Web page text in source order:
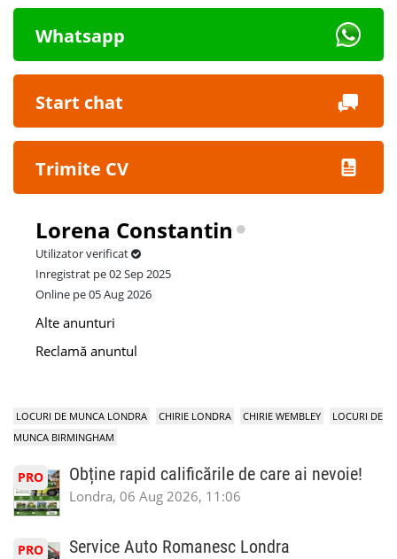
Whatsapp
Start chat
Trimite CV
Lorena Constantin
Utilizator verificat
Inregistrat pe 02 Sep 2025
Online pe 05 Aug 2026
Alte anunturi
Reclamă anuntul
LOCURI DE MUNCA LONDRA CHIRIE LONDRA CHIRIE WEMBLEY
LOCURI DE
MUNCA BIRMINGHAM
PRO Obține rapid calificările de care ai nevoie!
Londra, 06 Aug 2026, 11:06
PRO Service Auto Romanesc Londra